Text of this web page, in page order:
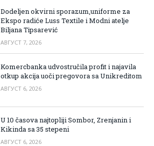
Dodeljen okvirni sporazum,uniforme za
Ekspo radiće Luss Textile i Modni atelje
Biljana Tipsarević
АВГУСТ 7, 2026
Komercbanka udvostručila profit i najavila
otkup akcija uoči pregovora sa Unikreditom
АВГУСТ 6, 2026
U 10 časova najtopliji Sombor, Zrenjanin i
Kikinda sa 35 stepeni
АВГУСТ 6, 2026